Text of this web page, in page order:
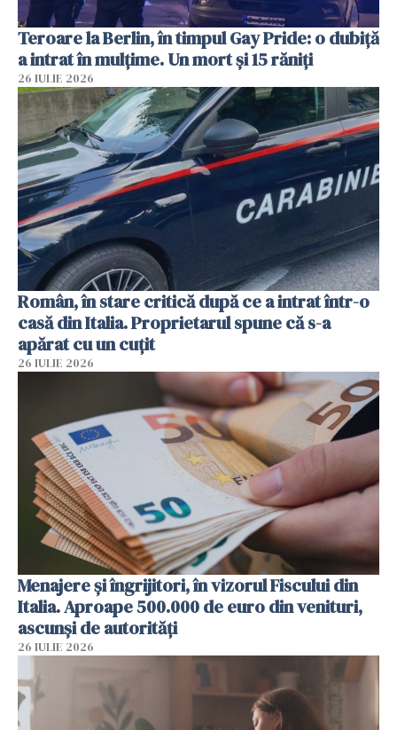
Teroare la Berlin, în timpul Gay Pride: o dubiță
a intrat în mulțime. Un mort și 15 răniți
26 IULIE 2026
Român, în stare critică după ce a intrat într-o
casă din Italia. Proprietarul spune că s-a
apărat cu un cuțit
26 IULIE 2026
Menajere și îngrijitori, în vizorul Fiscului din
Italia. Aproape 500.000 de euro din venituri,
ascunși de autorități
26 IULIE 2026